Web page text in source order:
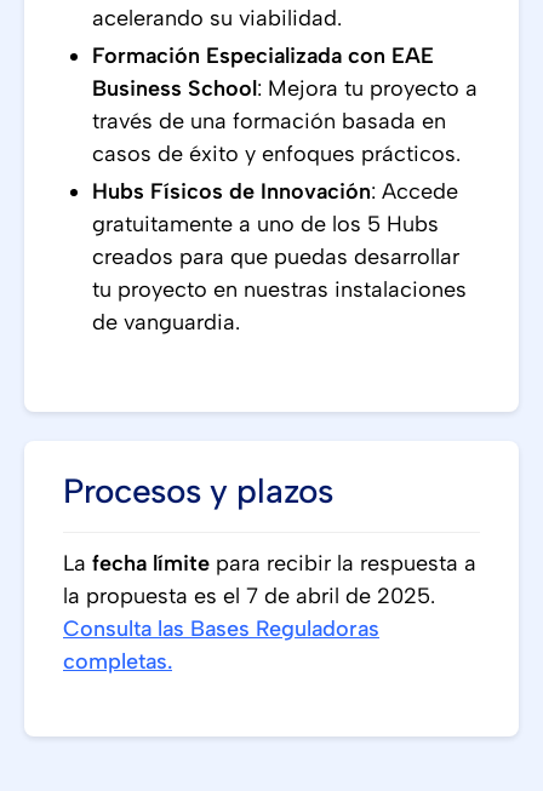
acelerando su viabilidad.
Formación Especializada con EAE
Business School: Mejora tu proyecto a
través de una formación basada en
casos de éxito y enfoques prácticos.
Hubs Físicos de Innovación: Accede
gratuitamente a uno de los 5 Hubs
creados para que puedas desarrollar
tu proyecto en nuestras instalaciones
de vanguardia.
Procesos y plazos
La fecha límite para recibir la respuesta a
la propuesta es el 7 de abril de 2025.
Consulta las Bases Reguladoras
completas.